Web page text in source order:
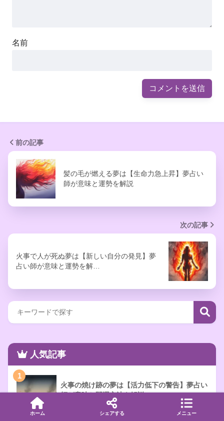
名前
前の記事
髪の毛が燃える夢は【生命力急上昇】夢占い
師が意味と運勢を解説
次の記事
火事で人が死ぬ夢は【新しい自分の発見】夢
占い師が意味と運勢を解…
人気記事
1
火事の焼け跡の夢は【活力低下の警告】夢占い
師が意味と開運方法を解説
ホーム シェアする メニュー